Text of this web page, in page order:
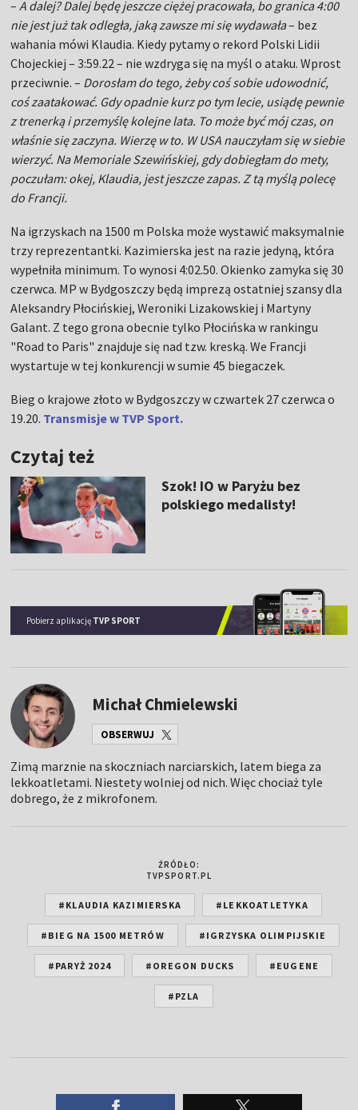
– A dalej? Dalej będę jeszcze ciężej pracowała, bo granica 4:00
nie jest już tak odległa, jaką zawsze mi się wydawała– bez
wahania mówi Klaudia. Kiedy pytamy o rekord Polski Lidii
Chojeckiej – 3:59.22 – nie wzdryga się na myśl o ataku. Wprost
przeciwnie. – Dorosłam do tego, żeby coś sobie udowodnić,
coś zaatakować. Gdy opadnie kurz po tym lecie, usiądę pewnie
z trenerką i przemyślę kolejne lata. To może być mój czas, on
właśnie się zaczyna. Wierzę w to. W USA nauczyłam się w siebie
wierzyć. Na Memoriale Szewińskiej, gdy dobiegłam do mety,
poczułam: okej, Klaudia, jest jeszcze zapas. Z tą myślą polecę
do Francji.
Na igrzyskach na 1500 m Polska może wystawić maksymalnie
trzy reprezentantki. Kazimierska jest na razie jedyną, która
wypełniła minimum. To wynosi 4:02.50. Okienko zamyka się 30
czerwca. MP w Bydgoszczy będą imprezą ostatniej szansy dla
Aleksandry Płocińskiej, Weroniki Lizakowskiej i Martyny
Galant. Z tego grona obecnie tylko Płocińska w rankingu
"Road to Paris" znajduje się nad tzw. kreską. We Francji
wystartuje w tej konkurencji w sumie 45 biegaczek.
Bieg o krajowe złoto w Bydgoszczy w czwartek 27 czerwca o
19.20. Transmisje w TVP Sport.
Czytaj też
Szok! IO w Paryżu bez
polskiego medalisty!
Pobierz aplikację TVP SPORT
Michał Chmielewski
OBSERWUJ
Zimą marznie na skoczniach narciarskich, latem biega za
lekkoatletami. Niestety wolniej od nich. Więc chociaż tyle
dobrego, że z mikrofonem.
ŹRÓDŁO:
TVPSPORT.PL
#KLAUDIA KAZIMIERSKA #LEKKOATLETYKA
#BIEG NA 1500 METRÓW #IGRZYSKA OLIMPIJSKIE
#PARYŻ 2024 #OREGON DUCKS #EUGENE
#PZLA